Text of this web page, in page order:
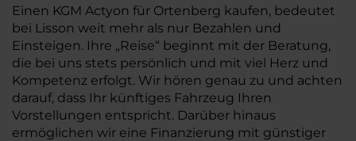
Einen KGM Actyon für Ortenberg kaufen, bedeutet
bei Lisson weit mehr als nur Bezahlen und
Einsteigen. Ihre „Reise“ beginnt mit der Beratung,
die bei uns stets persönlich und mit viel Herz und
Kompetenz erfolgt. Wir hören genau zu und achten
darauf, dass Ihr künftiges Fahrzeug Ihren
Vorstellungen entspricht. Darüber hinaus
ermöglichen wir eine Finanzierung mit günstiger